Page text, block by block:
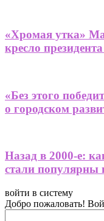
«Хромая утка»
кресло
«Без этого
о городском
Назад в 2000-е:
стали популярны
войти в систему
Добро пожаловать!